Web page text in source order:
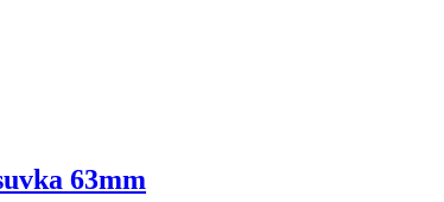
63mm